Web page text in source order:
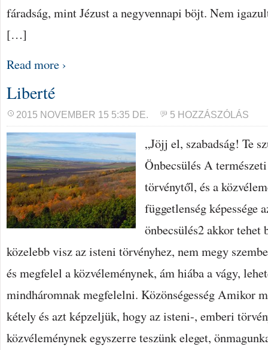
fáradság, mint Jézust a negyvennapi böjt. Nem
[…]
Read more ›
Liberté
2015 NOVEMBER 15 5:35 DE. 5 HOZZÁSZÓLÁS
„Jöjj el, szabadság! Te
Önbecsülés A
törvénytől, és a
függetlenség képessége
önbecsülés2 akkor tehet
közelebb visz az isteni törvényhez, nem megy
és megfelel a közvéleménynek, ám hiába a vágy,
mindháromnak megfelelni. Közönségesség Amikor
kétely és azt képzeljük, hogy az isteni-, emberi
közvéleménynek egyszerre teszünk eleget,